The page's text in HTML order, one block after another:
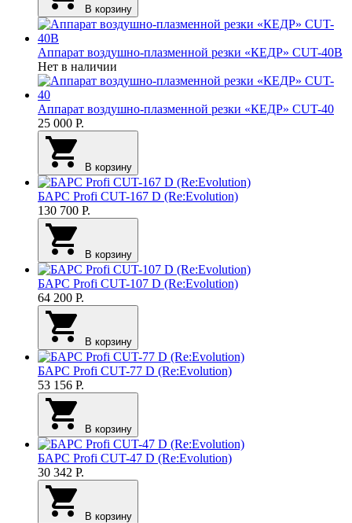
В корзину
Аппарат воздушно-плазменной резки «КЕДР» CUT-40B
Нет в наличии
Аппарат воздушно-плазменной резки «КЕДР» CUT-40
25 000 Р.
В корзину
БАРС Profi CUT-167 D (Re:Evolution)
130 700 Р.
В корзину
БАРС Profi CUT-107 D (Re:Evolution)
64 200 Р.
В корзину
БАРС Profi CUT-77 D (Re:Evolution)
53 156 Р.
В корзину
БАРС Profi CUT-47 D (Re:Evolution)
30 342 Р.
В корзину